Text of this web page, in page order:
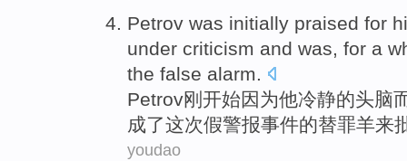
Petrov was initially praised for
under criticism and was, for a
the false alarm.
Petrov刚开始因为他冷静的头脑
成了这次假警报事件的替罪羊来
youdao